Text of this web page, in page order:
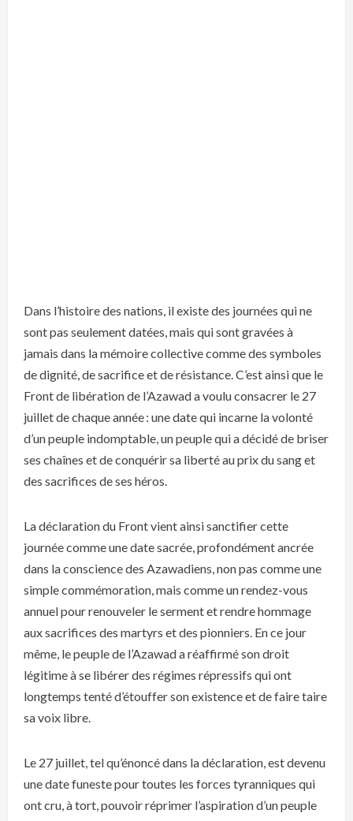
Dans l’histoire des nations, il existe des journées qui ne
sont pas seulement datées, mais qui sont gravées à
jamais dans la mémoire collective comme des symboles
de dignité, de sacrifice et de résistance. C’est ainsi que le
Front de libération de l’Azawad a voulu consacrer le 27
juillet de chaque année : une date qui incarne la volonté
d’un peuple indomptable, un peuple qui a décidé de briser
ses chaînes et de conquérir sa liberté au prix du sang et
des sacrifices de ses héros.
La déclaration du Front vient ainsi sanctifier cette
journée comme une date sacrée, profondément ancrée
dans la conscience des Azawadiens, non pas comme une
simple commémoration, mais comme un rendez-vous
annuel pour renouveler le serment et rendre hommage
aux sacrifices des martyrs et des pionniers. En ce jour
même, le peuple de l’Azawad a réaffirmé son droit
légitime à se libérer des régimes répressifs qui ont
longtemps tenté d’étouffer son existence et de faire taire
sa voix libre.
Le 27 juillet, tel qu’énoncé dans la déclaration, est devenu
une date funeste pour toutes les forces tyranniques qui
ont cru, à tort, pouvoir réprimer l’aspiration d’un peuple